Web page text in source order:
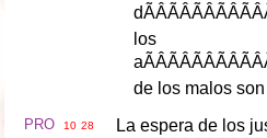
d
los
a
de los malos son
PRO 10 28 La espera de los